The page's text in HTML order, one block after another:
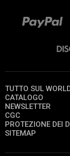
TUTTO SUL
CATALOGO
NEWSLETTER
CGC
PROTEZIONE DEI
SITEMAP